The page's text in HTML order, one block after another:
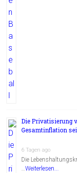
Die Privatisierung
Gesamtinflation
6 Tagen ago
Die
…Weiterlesen...